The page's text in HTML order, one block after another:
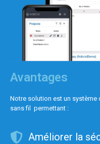
Avantages
Notre solution est un système
sans fil permettant :
Améliorer la